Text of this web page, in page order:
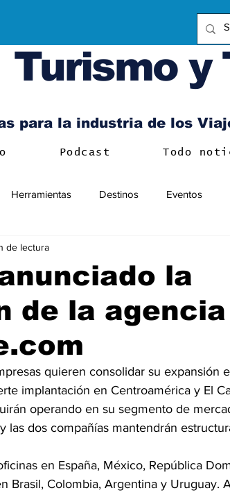
Turismo y
para la industria de los
Podcast Todo
Herramientas Destinos Eventos
la
de la
de lectura
quieren consolidar su expansión
implantación en Centroamérica y El
operando en su segmento de
las dos compañías mantendrán
en España, México, República
Brasil, Colombia, Argentina y Uruguay.